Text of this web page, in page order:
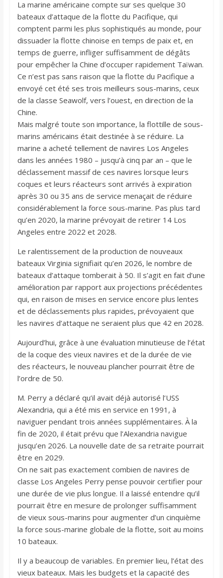
La marine américaine compte sur ses quelque 30
bateaux d’attaque de la flotte du Pacifique, qui
comptent parmi les plus sophistiqués au monde, pour
dissuader la flotte chinoise en temps de paix et, en
temps de guerre, infliger suffisamment de dégâts
pour empêcher la Chine d’occuper rapidement Taïwan.
Ce n’est pas sans raison que la flotte du Pacifique a
envoyé cet été ses trois meilleurs sous-marins, ceux
de la classe Seawolf, vers l’ouest, en direction de la
Chine.
Mais malgré toute son importance, la flottille de sous-
marins américains était destinée à se réduire. La
marine a acheté tellement de navires Los Angeles
dans les années 1980 – jusqu’à cinq par an – que le
déclassement massif de ces navires lorsque leurs
coques et leurs réacteurs sont arrivés à expiration
après 30 ou 35 ans de service menaçait de réduire
considérablement la force sous-marine. Pas plus tard
qu’en 2020, la marine prévoyait de retirer 14 Los
Angeles entre 2022 et 2028.
Le ralentissement de la production de nouveaux
bateaux Virginia signifiait qu’en 2026, le nombre de
bateaux d’attaque tomberait à 50. Il s’agit en fait d’une
amélioration par rapport aux projections précédentes
qui, en raison de mises en service encore plus lentes
et de déclassements plus rapides, prévoyaient que
les navires d’attaque ne seraient plus que 42 en 2028.
Aujourd’hui, grâce à une évaluation minutieuse de l’état
de la coque des vieux navires et de la durée de vie
des réacteurs, le nouveau plancher pourrait être de
l’ordre de 50.
M. Perry a déclaré qu’il avait déjà autorisé l’USS
Alexandria, qui a été mis en service en 1991, à
naviguer pendant trois années supplémentaires. À la
fin de 2020, il était prévu que l’Alexandria navigue
jusqu’en 2026. La nouvelle date de sa retraite pourrait
être en 2029.
On ne sait pas exactement combien de navires de
classe Los Angeles Perry pense pouvoir certifier pour
une durée de vie plus longue. Il a laissé entendre qu’il
pourrait être en mesure de prolonger suffisamment
de vieux sous-marins pour augmenter d’un cinquième
la force sous-marine globale de la flotte, soit au moins
10 bateaux.
Il y a beaucoup de variables. En premier lieu, l’état des
vieux bateaux. Mais les budgets et la capacité des